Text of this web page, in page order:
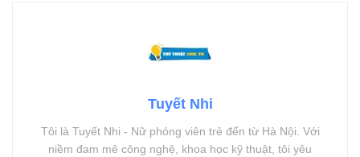
Tuyết Nhi
Tôi là Tuyết Nhi - Nữ phóng viên trẻ đến từ Hà Nội. Với
niềm đam mê công nghệ, khoa học kỹ thuật, tôi yêu